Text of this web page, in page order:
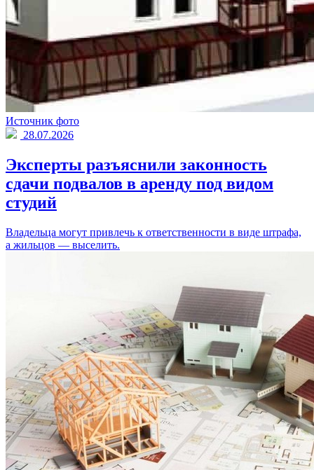
Источник фото
28.07.2026
Эксперты разъяснили законность
сдачи подвалов в аренду под видом
студий
Владельца могут привлечь к ответственности в виде штрафа,
а жильцов — выселить.